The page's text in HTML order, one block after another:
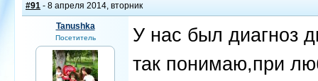
#91 - 8 апреля 2014, вторник
Tanushka
Посетитель
У нас был диагноз
так понимаю,при